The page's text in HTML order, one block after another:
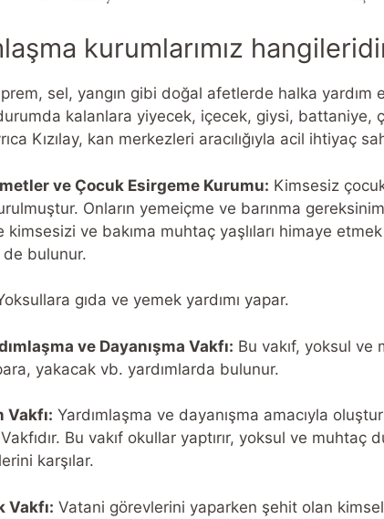
kurumlarımız
sel, yangın gibi doğal afetlerde halka yardım
kalanlara yiyecek, içecek, giysi, battaniye,
Kızılay, kan merkezleri aracılığıyla acil ihtiyaç
ve Çocuk Esirgeme Kurumu: Kimsesiz
Onların yemeiçme ve barınma
kimsesizi ve bakıma muhtaç yaşlıları himaye
bulunur.
gıda ve yemek yardımı yapar.
ve Dayanışma Vakfı: Bu vakıf, yoksul
yakacak vb. yardımlarda bulunur.
Vakfı: Yardımlaşma ve dayanışma amacıyla
Bu vakıf okullar yaptırır, yoksul ve muhtaç
karşılar.
Vakfı: Vatani görevlerini yaparken şehit olan